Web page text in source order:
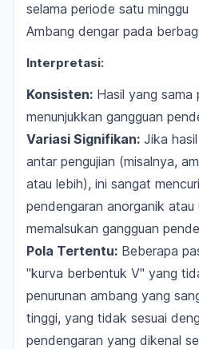
selama periode satu minggu
Ambang dengar pada
Interpretasi:
Konsisten: Hasil yang sama
menunjukkan gangguan
Variasi Signifikan: Jika
antar pengujian (misalnya,
atau lebih), ini sangat
pendengaran anorganik atau
memalsukan gangguan
Pola Tertentu: Beberapa
"kurva berbentuk V" yang
penurunan ambang yang
tinggi, yang tidak sesuai
pendengaran yang dikenal